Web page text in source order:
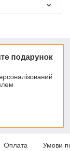
подарунок
Оплата Умови